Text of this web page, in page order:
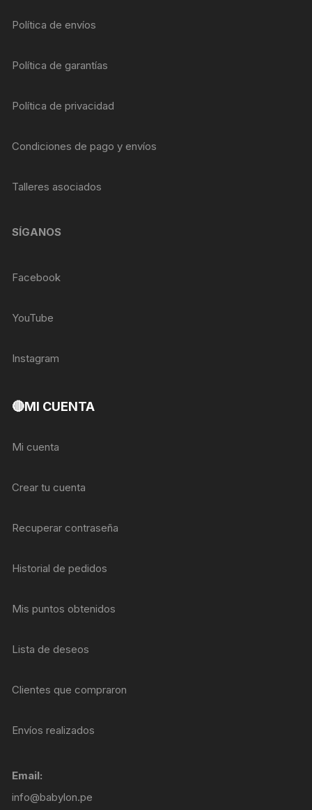
Política de envíos
Política de garantías
Política de privacidad
Condiciones de pago y envíos
Talleres asociados
SÍGANOS
Facebook
YouTube
Instagram
🔴MI CUENTA
Mi cuenta
Crear tu cuenta
Recuperar contraseña
Historial de pedidos
Mis puntos obtenidos
Lista de deseos
Clientes que compraron
Envíos realizados
Email:
info@babylon.pe